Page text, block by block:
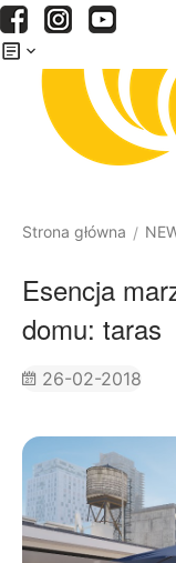
Strona główna /
Esencja
domu: taras
26-02-2018